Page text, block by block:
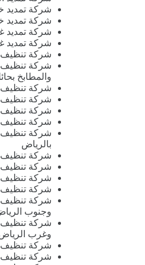
شركة تمديد
شركة تمديد
شركة تمديد
شركة تمديد
شركة تنظيف
شركة تنظيف
والمطابخ
شركة تنظيف
شركة تنظيف
شركة تنظيف
شركة تنظيف
شركة تنظيف
بالرياض
شركة تنظيف
شركة تنظيف
شركة تنظيف
شركة تنظيف
شركة
وجنوب
شركة
وغرب
شركة تنظيف
شركة تنظيف